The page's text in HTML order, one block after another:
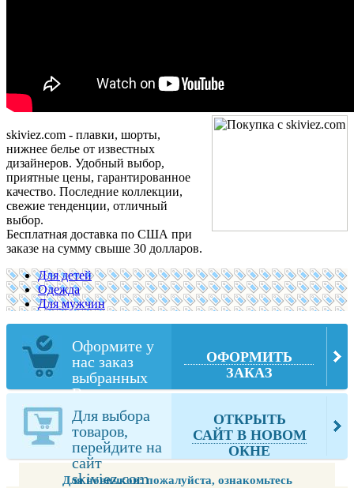
skiviez.com - плавки, шорты,
нижнее белье от известных
дизайнеров. Удобный выбор,
приятные цены, гарантированное
качество. Последние коллекции,
свежие тенденции, отличный
выбор.
Бесплатная доставка по США при
заказе на сумму свыше 30 долларов.
Для детей
Одежда
Для мужчин
Оформите у
нас заказ
выбранных
Вами товаров
из skiviez.com
ОФОРМИТЬ
ЗАКАЗ
Для выбора
товаров,
перейдите на
сайт
skiviez.com
ОТКРЫТЬ
САЙТ В НОВОМ
ОКНЕ
Для новичков: пожалуйста, ознакомьтесь